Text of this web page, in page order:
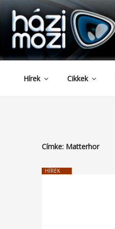
Tartalomhoz
HAZIMOZI
Hírek Cikkek
Címke: Matterhor
HÍREK